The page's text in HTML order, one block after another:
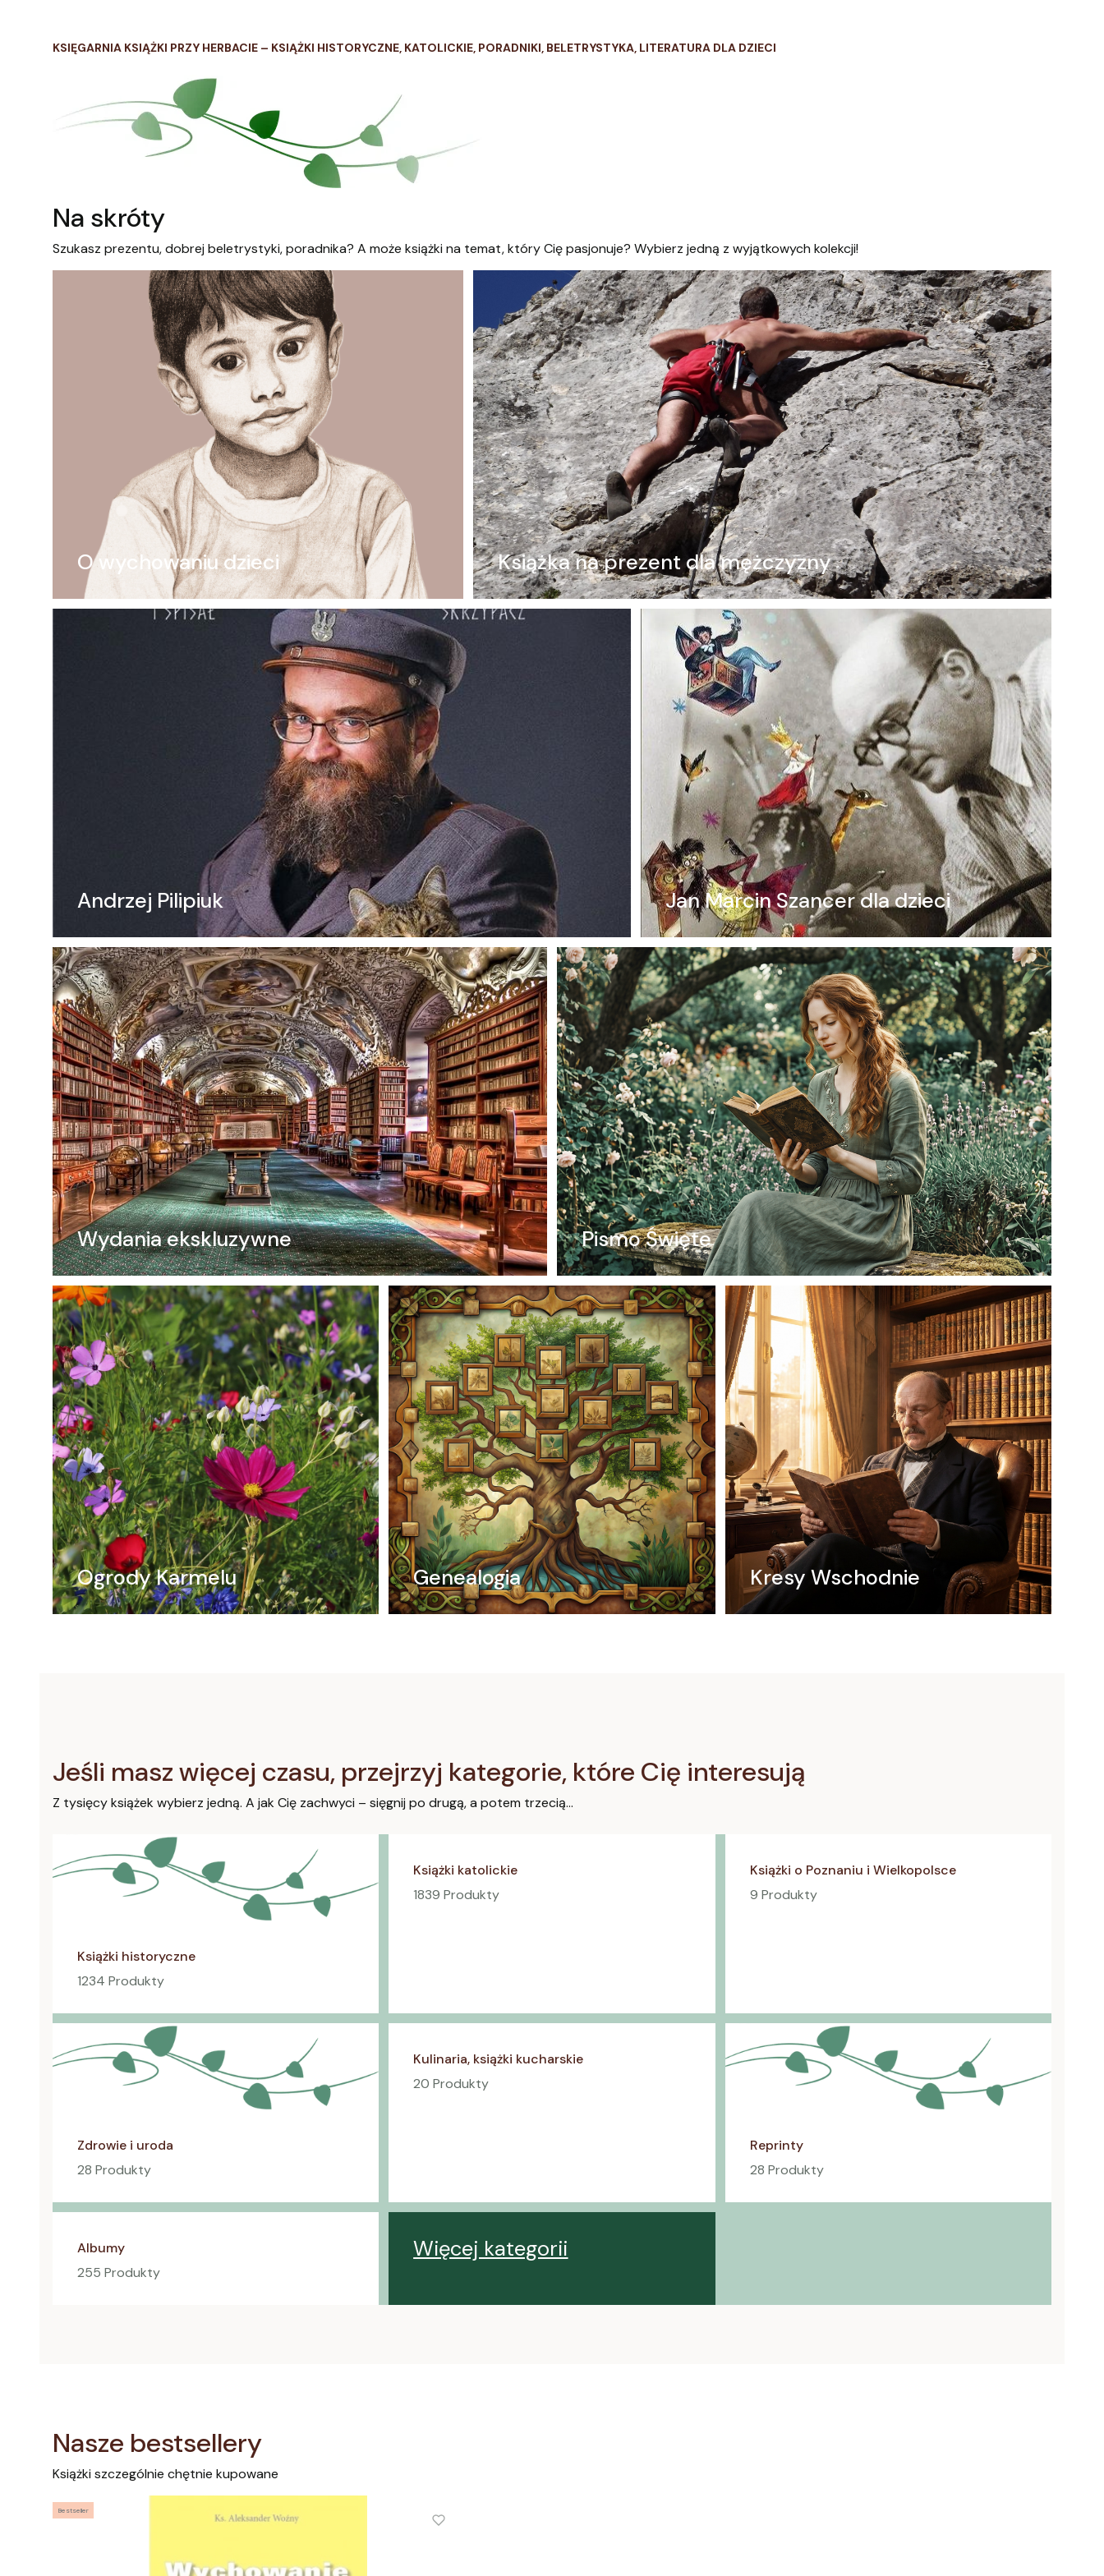
KSIĘGARNIA KSIĄŻKI PRZY HERBACIE – KSIĄŻKI HISTORYCZNE, KATOLICKIE, PORADNIKI, BELETRYSTYKA, LITERATURA DLA DZIECI
Na skróty
Szukasz prezentu, dobrej beletrystyki, poradnika? A może książki na temat, który Cię pasjonuje? Wybierz jedną z wyjątkowych kolekcji!
O wychowaniu dzieci Książka na prezent dla mężczyzny
Andrzej Pilipiuk Jan Marcin Szancer dla dzieci
Wydania ekskluzywne Pismo Święte
Ogrody Karmelu Genealogia Kresy Wschodnie
Jeśli masz więcej czasu, przejrzyj kategorie, które Cię interesują
Z tysięcy książek wybierz jedną. A jak Cię zachwyci – sięgnij po drugą, a potem trzecią…
Książki historyczne
1234 Produkty
Książki katolickie
1839 Produkty
Książki o Poznaniu i Wielkopolsce
9 Produkty
Zdrowie i uroda
28 Produkty
Kulinaria, książki kucharskie
20 Produkty
Reprinty
28 Produkty
Albumy
255 Produkty
Więcej kategorii
Nasze bestsellery
Książki szczególnie chętnie kupowane
Bestseller